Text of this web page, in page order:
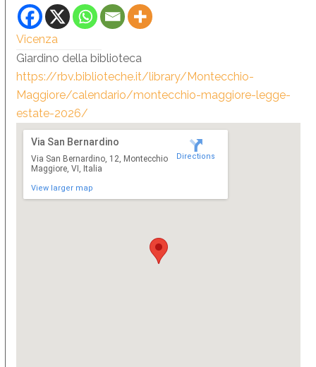
Vicenza
Giardino della biblioteca
https://rbv.biblioteche.it/library/Montecchio-
Maggiore/calendario/montecchio-maggiore-legge-
estate-2026/
Via San Bernardino
Via San Bernardino, 12, Montecchio
Maggiore, VI, Italia
View larger map
Directions